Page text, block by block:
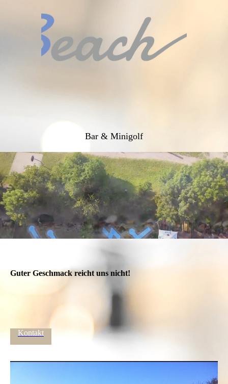
Bar & Minigolf
Guter Geschmack reicht uns nicht!
Kontakt